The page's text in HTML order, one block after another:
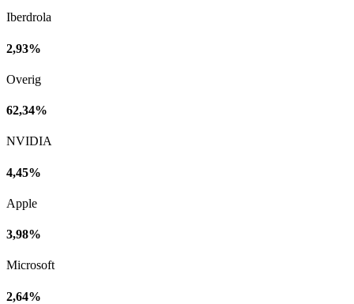
Iberdrola
2,93%
Overig
62,34%
NVIDIA
4,45%
Apple
3,98%
Microsoft
2,64%